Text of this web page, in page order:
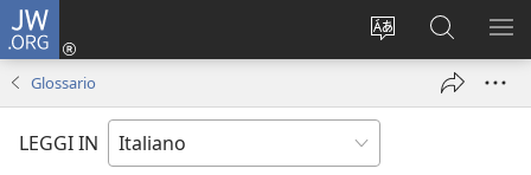
JW.ORG
Modificare
Accedi
(apre
finestra)
Cerca
in
JW.ORG
Glossario
LEGGI IN